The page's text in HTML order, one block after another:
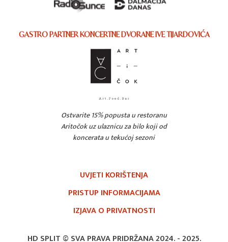
GASTRO PARTNER KONCERTNE DVORANE IVE TIJARDOVIĆA
Ostvarite 15% popusta u restoranu
Aritočok uz ulaznicu za bilo koji od
koncerata u tekućoj sezoni
HD SPLIT © SVA PRAVA PRIDRŽANA 2024. -2025.
UVJETI KORIŠTENJA
PRISTUP INFORMACIJAMA
IZJAVA O PRIVATNOSTI